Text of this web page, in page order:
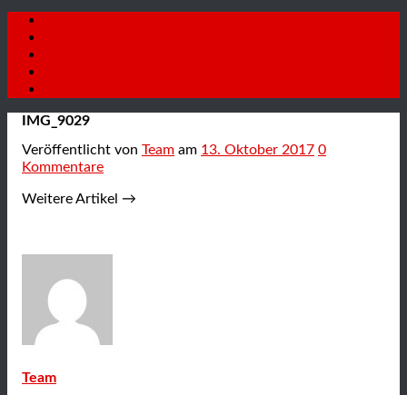
IMG_9029
Veröffentlicht von Team am 13. Oktober 2017 0
Kommentare
Weitere Artikel →
Team